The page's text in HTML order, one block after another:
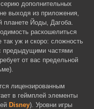
серию дополнительных
выходя из приложения,
Йоды, Дагоба.
раскошелиться
так уж и скоро: сложность
предыдущими частями
от вас предельной
лицензированным
в геймплей элементы
Disney). Уровни игры